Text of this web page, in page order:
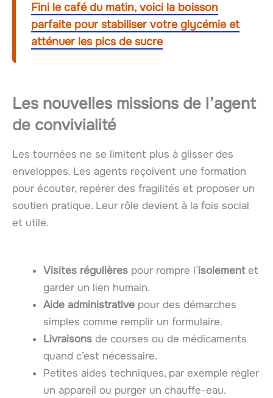
Fini le café du matin, voici la boisson
parfaite pour stabiliser votre glycémie et
atténuer les pics de sucre
Les nouvelles missions de l’agent
de convivialité
Les tournées ne se limitent plus à glisser des
enveloppes. Les agents reçoivent une formation
pour écouter, repérer des fragilités et proposer un
soutien pratique. Leur rôle devient à la fois social
et utile.
Visites régulières pour rompre l’isolementet
garder un lien humain.
Aide administrative pour des démarches
simples comme remplir un formulaire.
Livraisons de courses ou de médicaments
quand c’est nécessaire.
Petites aides techniques, par exemple régler
un appareil ou purger un chauffe-eau.